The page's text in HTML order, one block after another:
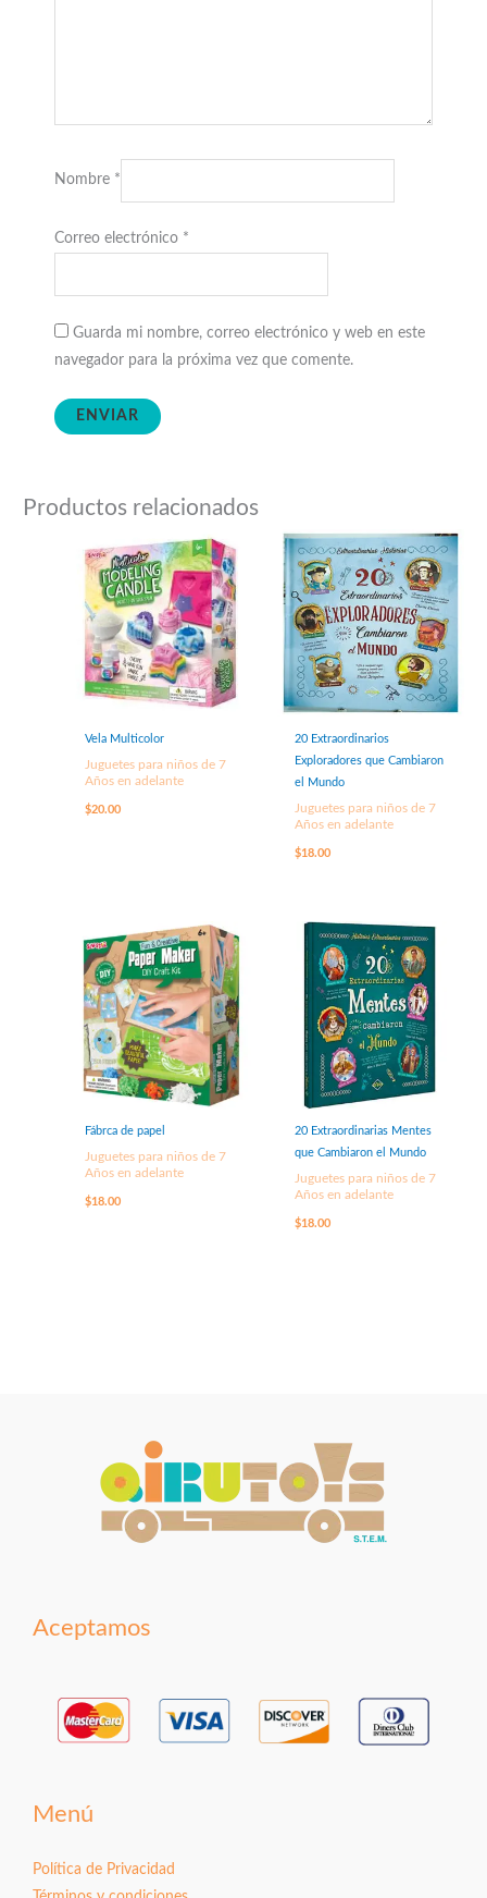
Nombre *
Correo electrónico *
Guarda mi nombre, correo electrónico y web en este
navegador para la próxima vez que comente.
Productos relacionados
Vela Multicolor
Juguetes para niños de 7
Años en adelante
$20.00
20 Extraordinarios
Exploradores que Cambiaron
el Mundo
Juguetes para niños de 7
Años en adelante
$18.00
Fábrca de papel
Juguetes para niños de 7
Años en adelante
$18.00
20 Extraordinarias Mentes
que Cambiaron el Mundo
Juguetes para niños de 7
Años en adelante
$18.00
Aceptamos
Menú
Política de Privacidad